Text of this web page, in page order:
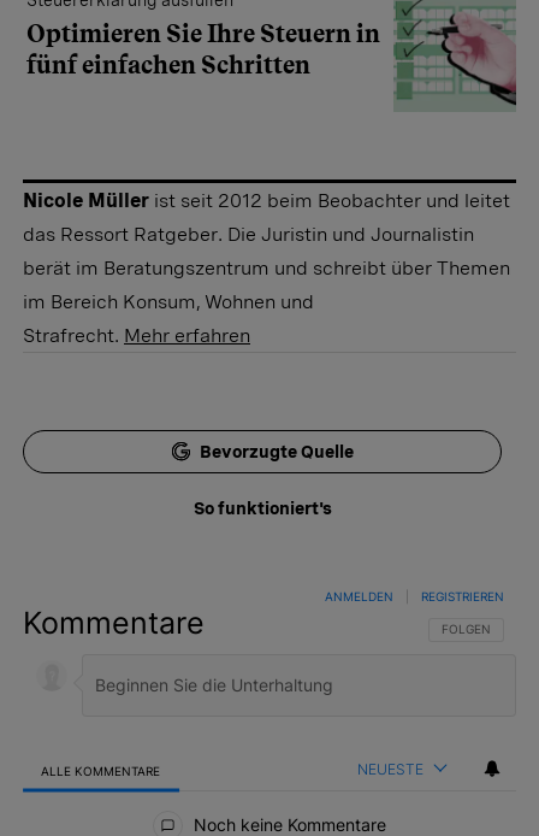
Optimieren Sie Ihre Steuern in
fünf einfachen Schritten
Nicole Müller ist seit 2012 beim Beobachter und leitet
das Ressort Ratgeber. Die Juristin und Journalistin
berät im Beratungszentrum und schreibt über Themen
im Bereich Konsum, Wohnen und
Strafrecht. Mehr erfahren
Bevorzugte Quelle
So funktioniert's
Kommentare FOLGE DIESER
FOLGEN
ANMELDEN REGISTRIEREN
ALLE KOMMENTARE NEUESTE
Noch keine Kommentare